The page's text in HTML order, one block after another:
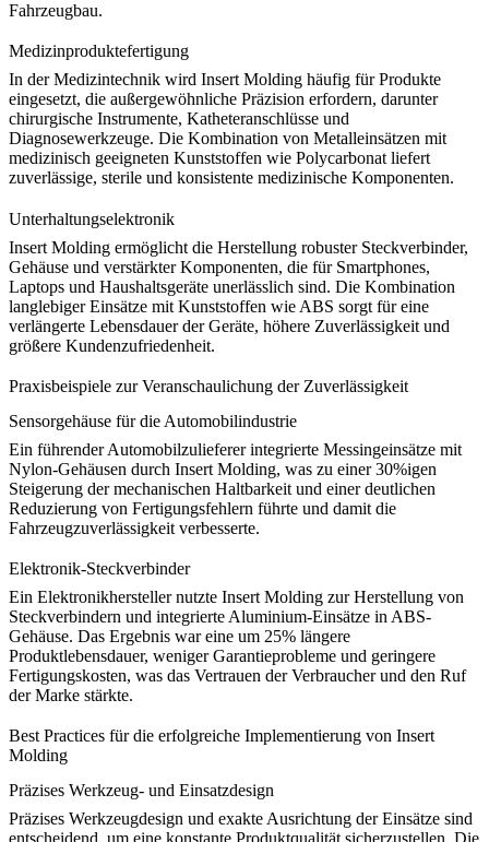
Fahrzeugbau.
Medizinproduktefertigung
In der Medizintechnik wird Insert Molding häufig für Produkte
eingesetzt, die außergewöhnliche Präzision erfordern, darunter
chirurgische Instrumente, Katheteranschlüsse und
Diagnosewerkzeuge. Die Kombination von Metalleinsätzen mit
medizinisch geeigneten Kunststoffen wie Polycarbonat liefert
zuverlässige, sterile und konsistente medizinische Komponenten.
Unterhaltungselektronik
Insert Molding ermöglicht die Herstellung robuster Steckverbinder,
Gehäuse und verstärkter Komponenten, die für Smartphones,
Laptops und Haushaltsgeräte unerlässlich sind. Die Kombination
langlebiger Einsätze mit Kunststoffen wie ABS sorgt für eine
verlängerte Lebensdauer der Geräte, höhere Zuverlässigkeit und
größere Kundenzufriedenheit.
Praxisbeispiele zur Veranschaulichung der Zuverlässigkeit
Sensorgehäuse für die Automobilindustrie
Ein führender Automobilzulieferer integrierte Messingeinsätze mit
Nylon-Gehäusen durch Insert Molding, was zu einer 30%igen
Steigerung der mechanischen Haltbarkeit und einer deutlichen
Reduzierung von Fertigungsfehlern führte und damit die
Fahrzeugzuverlässigkeit verbesserte.
Elektronik-Steckverbinder
Ein Elektronikhersteller nutzte Insert Molding zur Herstellung von
Steckverbindern und integrierte Aluminium-Einsätze in ABS-
Gehäuse. Das Ergebnis war eine um 25% längere
Produktlebensdauer, weniger Garantieprobleme und geringere
Fertigungskosten, was das Vertrauen der Verbraucher und den Ruf
der Marke stärkte.
Best Practices für die erfolgreiche Implementierung von Insert
Molding
Präzises Werkzeug- und Einsatzdesign
Präzises Werkzeugdesign und exakte Ausrichtung der Einsätze sind